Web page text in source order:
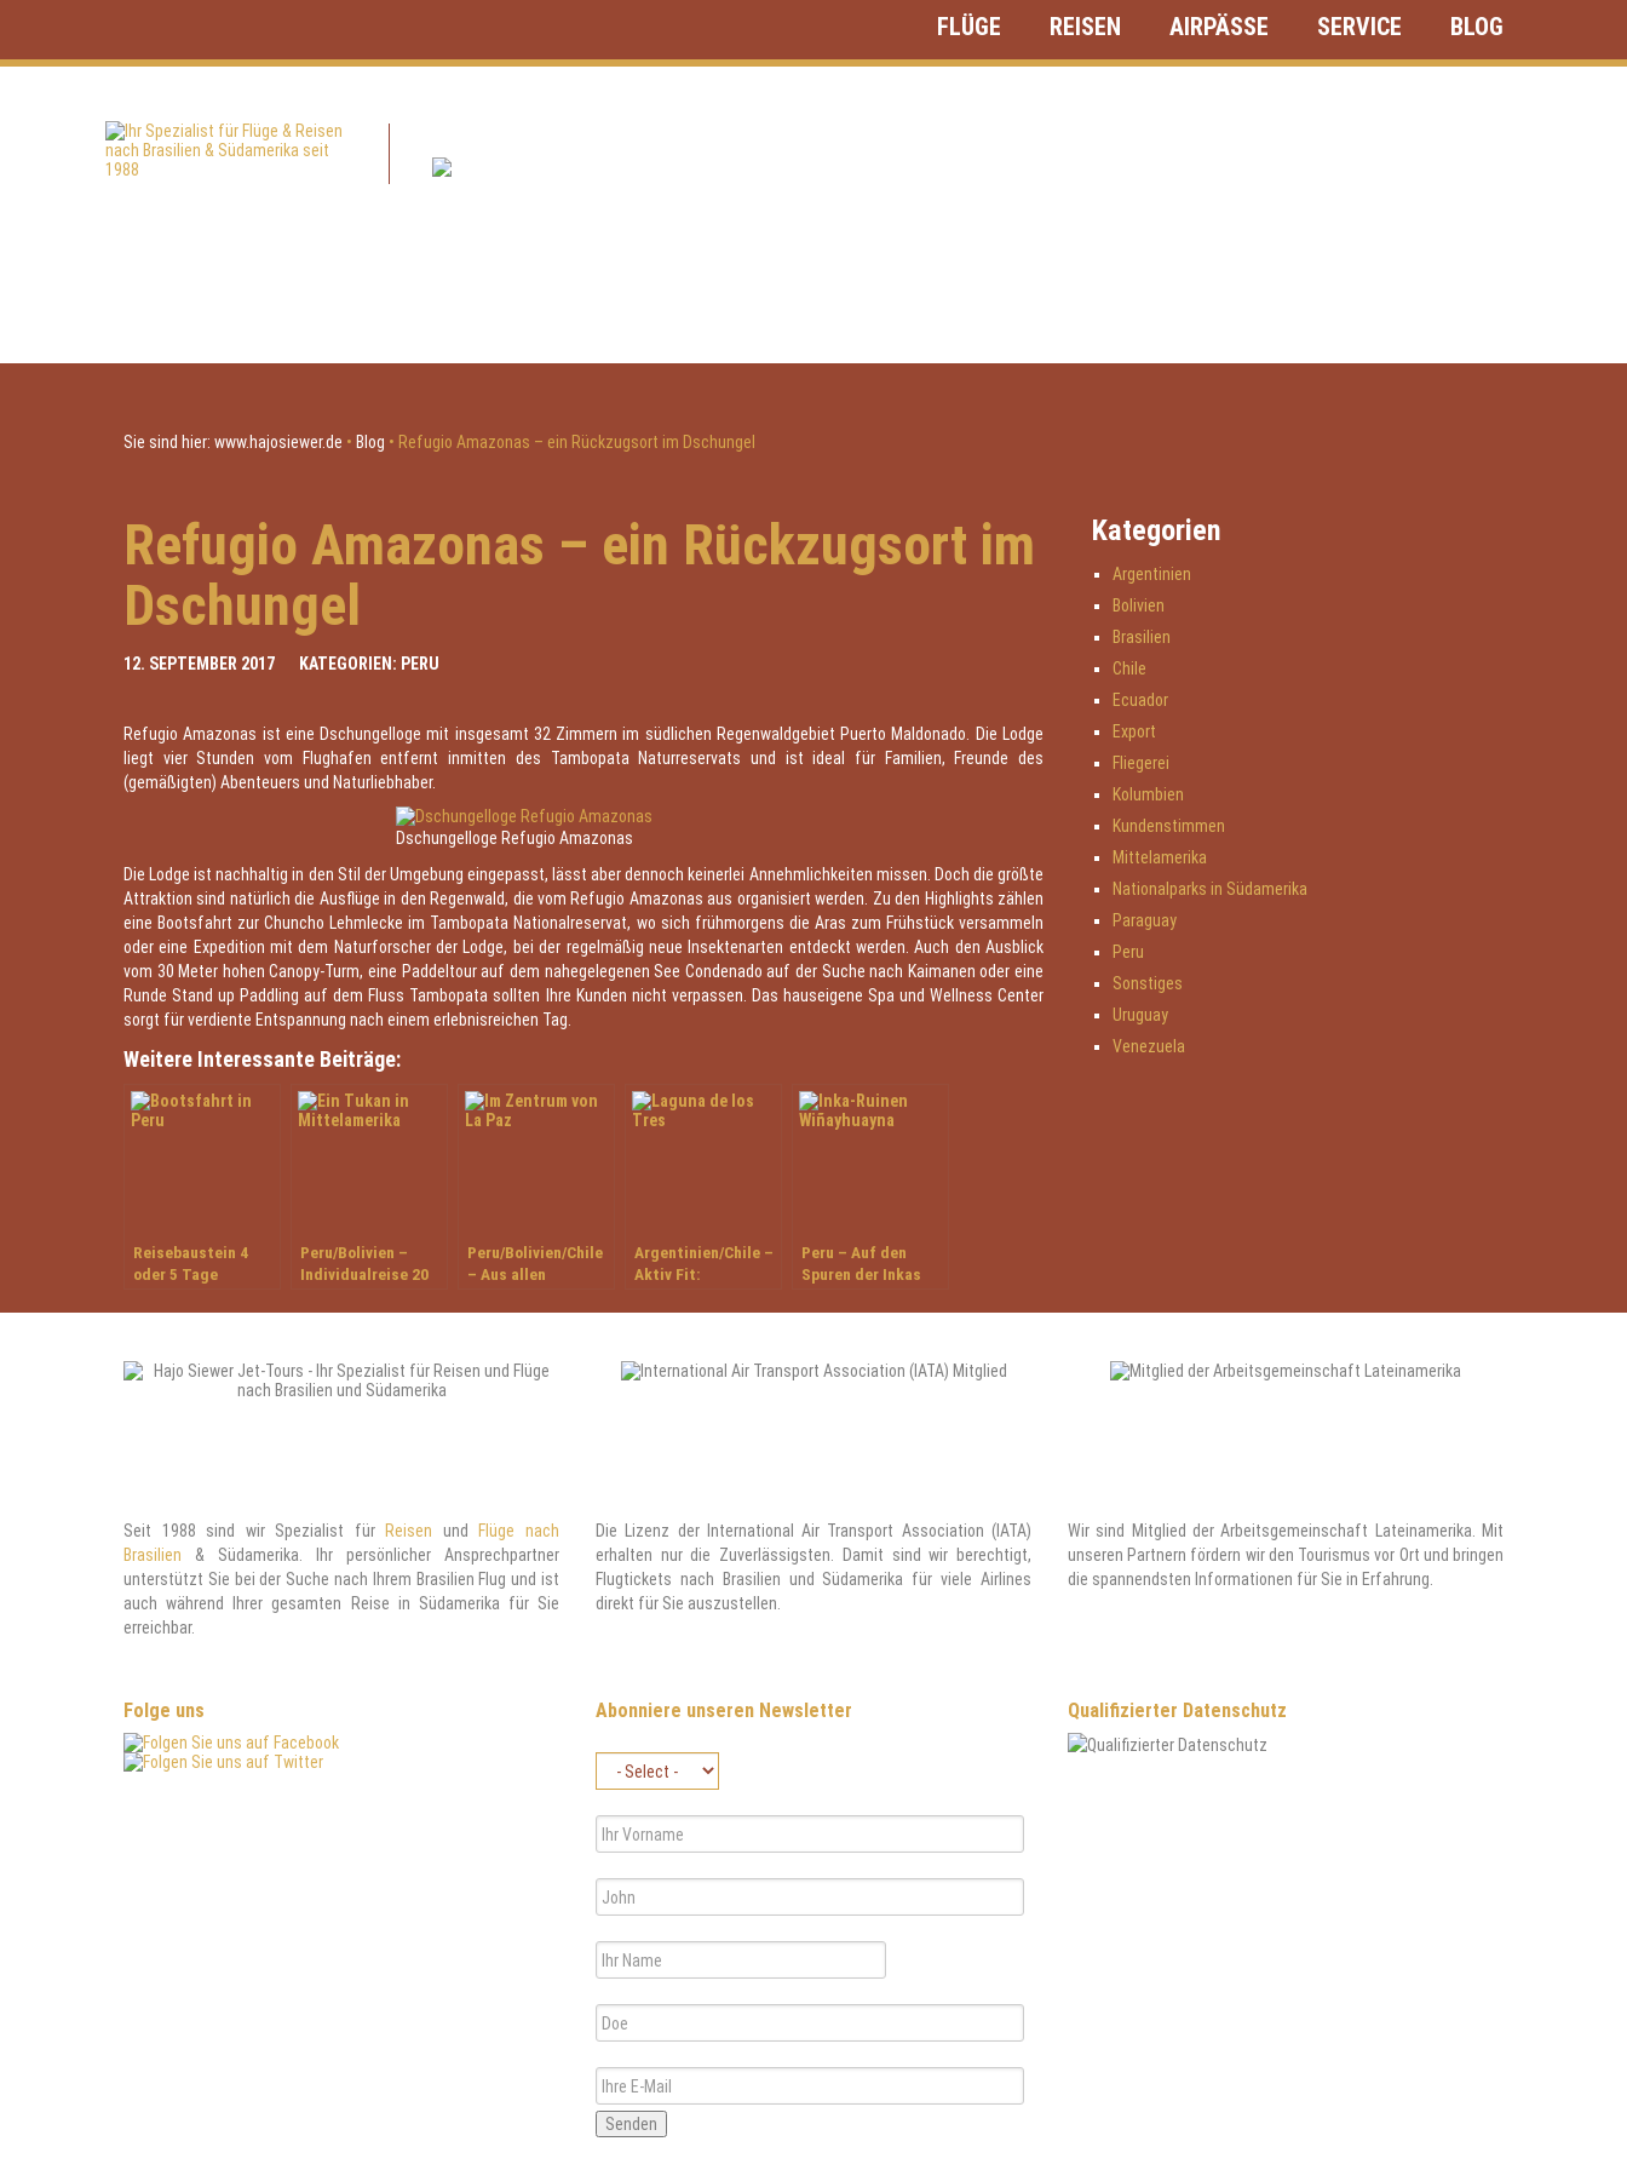
FLÜGE REISEN AIRPÄSSE SERVICE BLOG
Sie sind hier: www.hajosiewer.de • Blog • Refugio Amazonas – ein Rückzugsort im Dschungel
Refugio Amazonas – ein Rückzugsort im
Dschungel
12. SEPTEMBER 2017 KATEGORIEN: PERU
Refugio Amazonas ist eine Dschungelloge mit insgesamt 32 Zimmern im südlichen Regenwaldgebiet Puerto Maldonado. Die Lodge
liegt vier Stunden vom Flughafen entfernt inmitten des Tambopata Naturreservats und ist ideal für Familien, Freunde des
(gemäßigten) Abenteuers und Naturliebhaber.
Dschungelloge Refugio Amazonas
Die Lodge ist nachhaltig in den Stil der Umgebung eingepasst, lässt aber dennoch keinerlei Annehmlichkeiten missen. Doch die größte
Attraktion sind natürlich die Ausflüge in den Regenwald, die vom Refugio Amazonas aus organisiert werden. Zu den Highlights zählen
eine Bootsfahrt zur Chuncho Lehmlecke im Tambopata Nationalreservat, wo sich frühmorgens die Aras zum Frühstück versammeln
oder eine Expedition mit dem Naturforscher der Lodge, bei der regelmäßig neue Insektenarten entdeckt werden. Auch den Ausblick
vom 30 Meter hohen Canopy-Turm, eine Paddeltour auf dem nahegelegenen See Condenado auf der Suche nach Kaimanen oder eine
Runde Stand up Paddling auf dem Fluss Tambopata sollten Ihre Kunden nicht verpassen. Das hauseigene Spa und Wellness Center
sorgt für verdiente Entspannung nach einem erlebnisreichen Tag.
Weitere Interessante Beiträge:
Reisebaustein 4
oder 5 Tage
Research Center in
Peru/Bolivien –
Individualreise 20
Inkareich
Peru/Bolivien/Chile
– Aus allen
Argentinien/Chile –
Aktiv Fit:
Patagonien
Peru – Auf den
Spuren der Inkas
Kategorien
Argentinien
Bolivien
Brasilien
Chile
Ecuador
Export
Fliegerei
Kolumbien
Kundenstimmen
Mittelamerika
Nationalparks in Südamerika
Paraguay
Peru
Sonstiges
Uruguay
Venezuela
Seit 1988 sind wir Spezialist für Reisen und Flüge nach
Brasilien & Südamerika. Ihr persönlicher Ansprechpartner
unterstützt Sie bei der Suche nach Ihrem Brasilien Flug und ist
auch während Ihrer gesamten Reise in Südamerika für Sie
erreichbar.
Die Lizenz der International Air Transport Association (IATA)
erhalten nur die Zuverlässigsten. Damit sind wir berechtigt,
Flugtickets nach Brasilien und Südamerika für viele Airlines
direkt für Sie auszustellen.
Wir sind Mitglied der Arbeitsgemeinschaft Lateinamerika. Mit
unseren Partnern fördern wir den Tourismus vor Ort und bringen
die spannendsten Informationen für Sie in Erfahrung.
Folge uns Abonniere unseren Newsletter
Senden
Qualifizierter Datenschutz